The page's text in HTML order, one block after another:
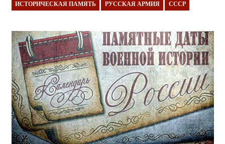
ИСТОРИЧЕСКАЯ ПАМЯТЬ РУССКАЯ АРМИЯ СССР